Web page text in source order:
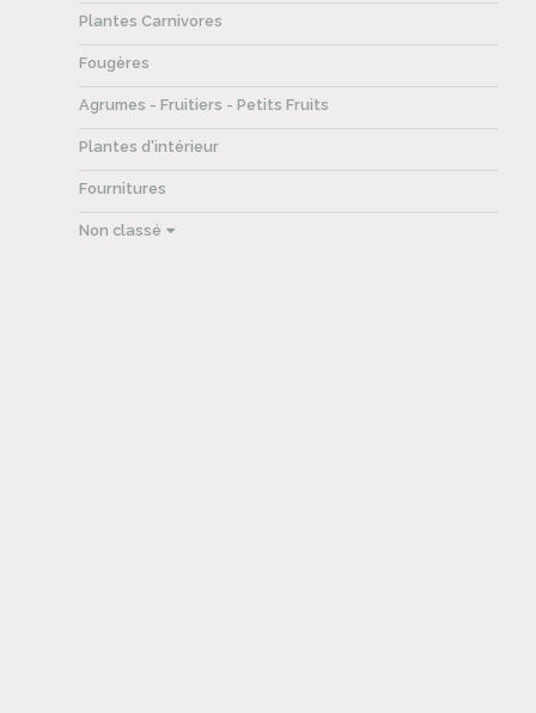
Plantes Carnivores
Fougères
Agrumes - Fruitiers - Petits Fruits
Plantes d'intérieur
Fournitures
Non classé